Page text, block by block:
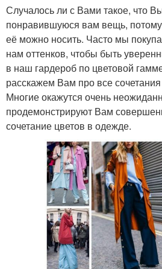
Случалось ли с Вами такое, что
понравившуюся вам вещь, потому
её можно носить. Часто мы
нам оттенков, чтобы быть
в наш гардероб по цветовой
расскажем Вам про все
Многие окажутся очень
продемонстрируют Вам
сочетание цветов в одежде.